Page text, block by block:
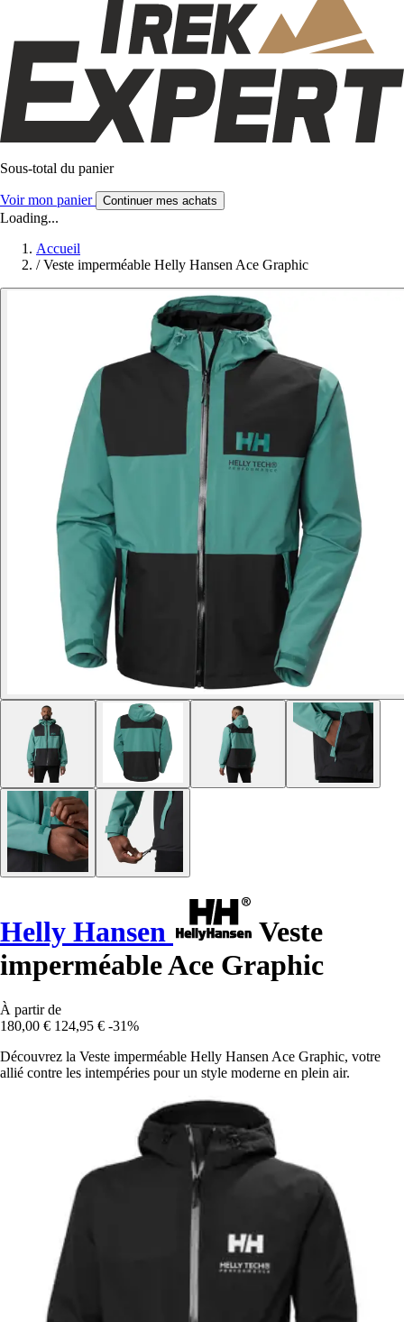
Sous-total du panier
Voir mon panier Continuer mes achats
Loading...
Accueil
/ Veste imperméable Helly Hansen Ace Graphic
Helly Hansen
Veste
imperméable Ace Graphic
À partir de
180,00 € 124,95 € -31%
Découvrez la Veste imperméable Helly Hansen Ace Graphic, votre
allié contre les intempéries pour un style moderne en plein air.